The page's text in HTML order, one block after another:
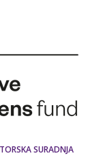
SURADNJA